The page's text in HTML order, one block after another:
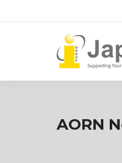
AORN